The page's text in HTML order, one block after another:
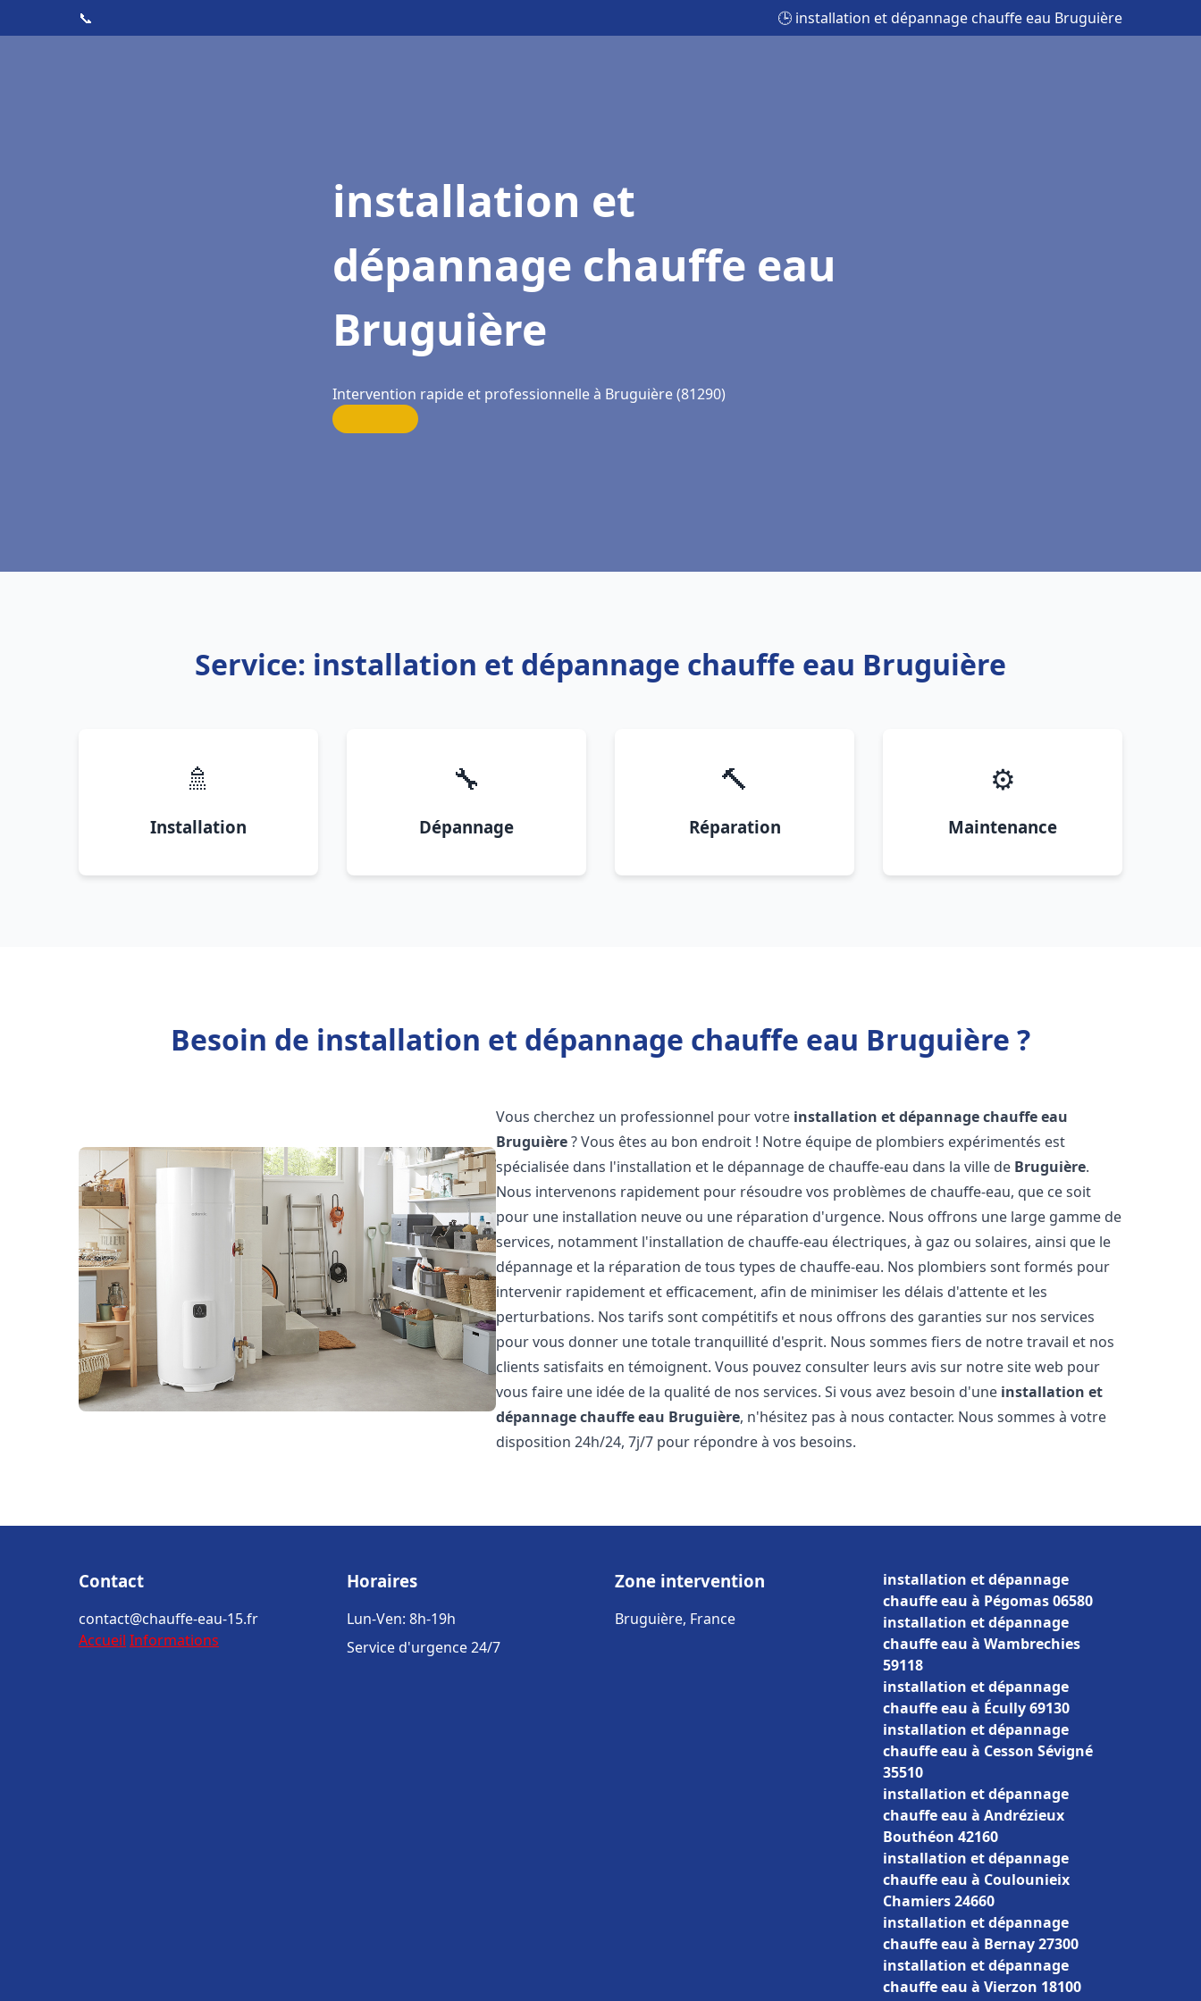
📞 🕒 installation et dépannage chauffe eau Bruguière
installation et
dépannage chauffe eau
Bruguière
Intervention rapide et professionnelle à Bruguière (81290)
Service: installation et dépannage chauffe eau Bruguière
🚿
Installation
🔧
Dépannage
🔨
Réparation
⚙️
Maintenance
Besoin de installation et dépannage chauffe eau Bruguière ?
Vous cherchez un professionnel pour votre installation et dépannage chauffe eau
Bruguière? Vous êtes au bon endroit ! Notre équipe de plombiers expérimentés est
spécialisée dans l'installation et le dépannage de chauffe-eau dans la ville de Bruguière.
Nous intervenons rapidement pour résoudre vos problèmes de chauffe-eau, que ce soit
pour une installation neuve ou une réparation d'urgence. Nous offrons une large gamme de
services, notamment l'installation de chauffe-eau électriques, à gaz ou solaires, ainsi que le
dépannage et la réparation de tous types de chauffe-eau. Nos plombiers sont formés pour
intervenir rapidement et efficacement, afin de minimiser les délais d'attente et les
perturbations. Nos tarifs sont compétitifs et nous offrons des garanties sur nos services
pour vous donner une totale tranquillité d'esprit. Nous sommes fiers de notre travail et nos
clients satisfaits en témoignent. Vous pouvez consulter leurs avis sur notre site web pour
vous faire une idée de la qualité de nos services. Si vous avez besoin d'une installation et
dépannage chauffe eau Bruguière, n'hésitez pas à nous contacter. Nous sommes à votre
disposition 24h/24, 7j/7 pour répondre à vos besoins.
Contact
contact@chauffe-eau-15.fr
Accueil Informations
Horaires
Lun-Ven: 8h-19h
Service d'urgence 24/7
Zone intervention
Bruguière, France
installation et dépannage
chauffe eau à Pégomas 06580
installation et dépannage
chauffe eau à Wambrechies
59118
installation et dépannage
chauffe eau à Écully 69130
installation et dépannage
chauffe eau à Cesson Sévigné
35510
installation et dépannage
chauffe eau à Andrézieux
Bouthéon 42160
installation et dépannage
chauffe eau à Coulounieix
Chamiers 24660
installation et dépannage
chauffe eau à Bernay 27300
installation et dépannage
chauffe eau à Vierzon 18100